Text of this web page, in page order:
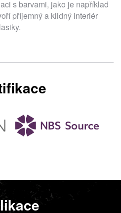
s barvami, jako je například
příjemný a klidný interiér